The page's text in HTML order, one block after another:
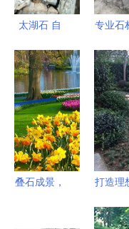
太湖石 自
园林的灵魂
专业石
芝麻
G654
元石
品，打
越景观
叠石成景，
打造理
林景观